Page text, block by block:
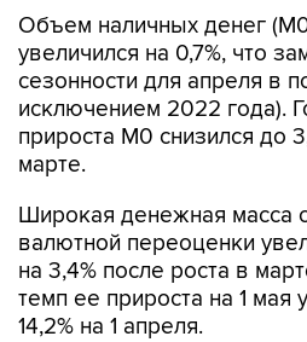
сезонности для апреля в
исключением 2022 года).
прироста М0 снизился до
марте.
Широкая денежная масса
на 3,4% после роста в
темп ее прироста на 1 мая
14,2% на 1 апреля.
Денежный агрегат М2